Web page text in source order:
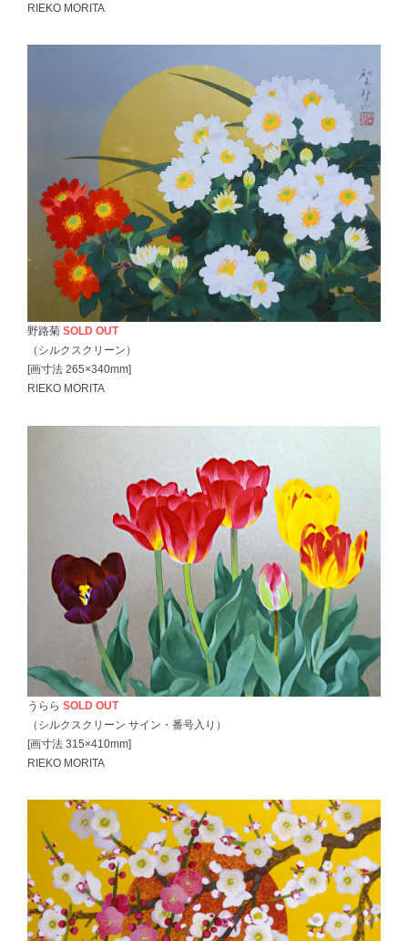
RIEKO MORITA
野路菊 SOLD OUT
（シルクスクリーン）
[画寸法 265×340mm]
RIEKO MORITA
うらら SOLD OUT
（シルクスクリーン サイン・番号入り）
[画寸法 315×410mm]
RIEKO MORITA